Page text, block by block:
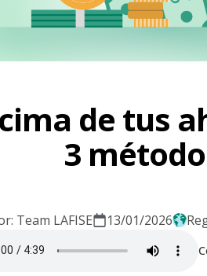
de tus
3
Team LAFISE 13/01/2026